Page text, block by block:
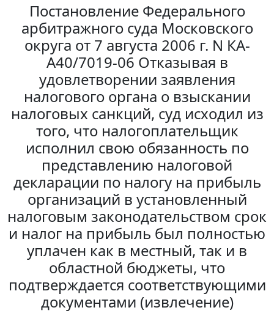
Постановление Федерального
арбитражного суда Московского
округа от 7 августа 2006 г. N КА-
А40/7019-06 Отказывая в
удовлетворении заявления
налогового органа о взыскании
налоговых санкций, суд исходил из
того, что налогоплательщик
исполнил свою обязанность по
представлению налоговой
декларации по налогу на прибыль
организаций в установленный
налоговым законодательством срок
и налог на прибыль был полностью
уплачен как в местный, так и в
областной бюджеты, что
подтверждается соответствующими
документами (извлечение)